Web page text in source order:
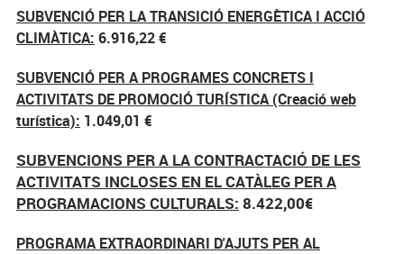
SUBVENCIÓ PER LA TRANSICIÓ ENERGÈTICA I ACCIÓ
CLIMÀTICA: 6.916,22 €
SUBVENCIÓ PER A PROGRAMES CONCRETS I
ACTIVITATS DE PROMOCIÓ TURÍSTICA (Creació web
turística): 1.049,01 €
SUBVENCIONS PER A LA CONTRACTACIÓ DE LES
ACTIVITATS INCLOSES EN EL CATÀLEG PER A
PROGRAMACIONS CULTURALS: 8.422,00€
PROGRAMA EXTRAORDINARI D'AJUTS PER AL